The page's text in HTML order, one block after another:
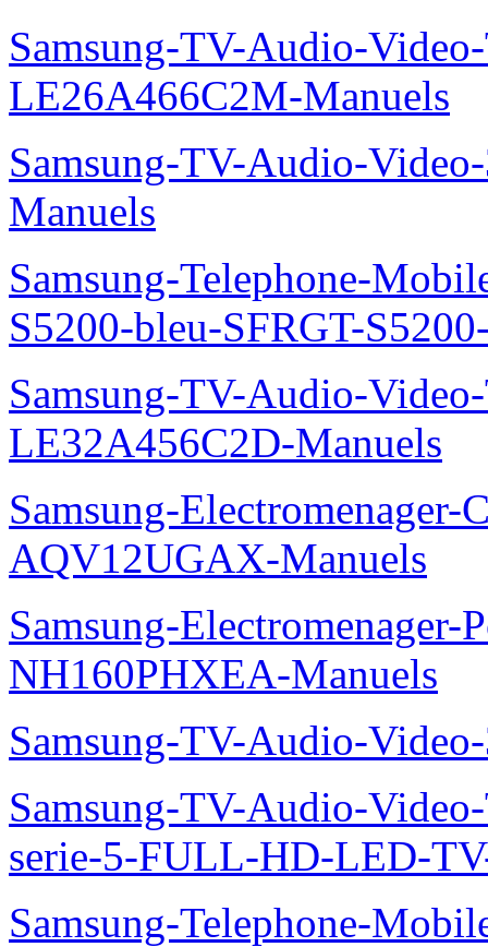
Samsung-TV-Audio-
LE26A466C2M-Manuels
Samsung-TV-Audio-
Manuels
Samsung-Telephone-
S5200-bleu-SFRGT-
Samsung-TV-Audio-
LE32A456C2D-Manuels
Samsung-Electromenager-
AQV12UGAX-Manuels
Samsung-
NH160PHXEA-Manuels
Samsung-TV-Audio-
Samsung-TV-Audio-
serie-5-FULL-HD-LED-
Samsung-Telephone-